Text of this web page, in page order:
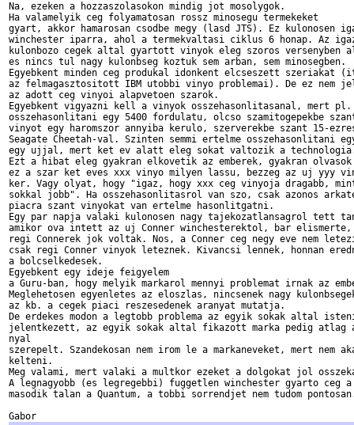
Na, ezeken a hozzaszolasokon mindig jot mosolygok.
Ha valamelyik ceg folyamatosan rossz minosegu termekeket
gyart, akkor hamarosan csodbe megy (lasd JTS). Ez kulonosen
winchester iparra, ahol a termekvaltasi ciklus 6 honap. Az
kulonbozo cegek altal gyartott vinyok eleg szoros versenyben
es nincs tul nagy kulonbseg koztuk sem arban, sem minosegben.
Egyebkent minden ceg produkal idonkent elcseszett szeriakat
az felmagasztositott IBM utobbi vinyo problemai). De ez nem
az adott ceg vinyoi alapvetoen szarok.
Egyebkent vigyazni kell a vinyok osszehasonlitasanal, mert pl.
osszehasonlitani egy 5400 fordulatu, olcso szamitogepekbe
vinyot egy haromszor annyiba kerulo, szerverekbe szant 15-
Seagate Cheetah-val. Szinten semmi ertelme osszehasonlitani
egy ujjal, mert ket ev alatt eleg sokat valtozik a
Ezt a hibat eleg gyakran elkovetik az emberek, gyakran
ez a szar ket eves xxx vinyo milyen lassu, bezzeg az uj yyy
ker. Vagy olyat, hogy "igaz, hogy xxx ceg vinyoja dragabb,
sokkal jobb". Ha osszehasonlitasrol van szo, csak azonos
piacra szant vinyokat van ertelme hasonlitgatni.
Egy par napja valaki kulonosen nagy tajekozatlansagrol tett
amikor ova intett az uj Conner winchesterektol, bar elismerte,
regi Connerek jok voltak. Nos, a Conner ceg negy eve nem
csak regi Conner vinyok leteznek. Kivancsi lennek, honnan
a bolcselkedesek.
Egyebkent egy ideje feigyelem
a Guru-ban, hogy melyik markarol mennyi problemat irnak az
Meglehetosen egyenletes az eloszlas, nincsenek nagy
az kb. a cegek piaci reszesedenek aranyat mutatja.
De erdekes modon a legtobb problema az egyik sokak altal
jelentkezett, az egyik sokak altal fikazott marka pedig atlag
nyal
szerepelt. Szandekosan nem irom le a markaneveket, mert nem
kelteni.
Meg valami, mert valaki a multkor ezeket a dolgokat jol
A legnagyobb (es legregebbi) fuggetlen winchester gyarto ceg
masodik talan a Quantum, a tobbi sorrendjet nem tudom